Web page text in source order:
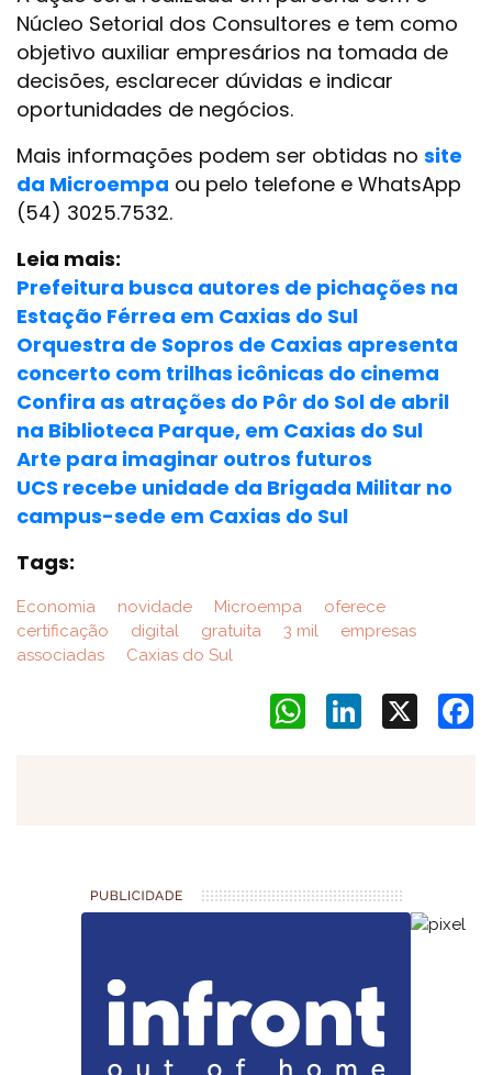
Núcleo Setorial dos Consultores e tem como
objetivo auxiliar empresários na tomada de
decisões, esclarecer dúvidas e indicar
oportunidades de negócios.
Mais informações podem ser obtidas no site
da Microempa ou pelo telefone e WhatsApp
(54) 3025.7532.
Leia mais:
Prefeitura busca autores de pichações na
Estação Férrea em Caxias do Sul
Orquestra de Sopros de Caxias apresenta
concerto com trilhas icônicas do cinema
Confira as atrações do Pôr do Sol de abril
na Biblioteca Parque, em Caxias do Sul
Arte para imaginar outros futuros
UCS recebe unidade da Brigada Militar no
campus-sede em Caxias do Sul
Tags:
Economia novidade Microempa
oferece
certificação
digital gratuita 3 mil
empresas
associadas
Caxias do Sul
LinkedIn
WhatsApp